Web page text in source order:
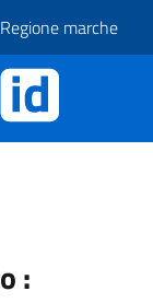
Regione marche
: